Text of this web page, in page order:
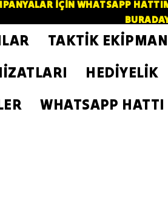
İÇİN WHATSAPP
TAKTİK
HEDİYELİK
WHATSAPP HATTI